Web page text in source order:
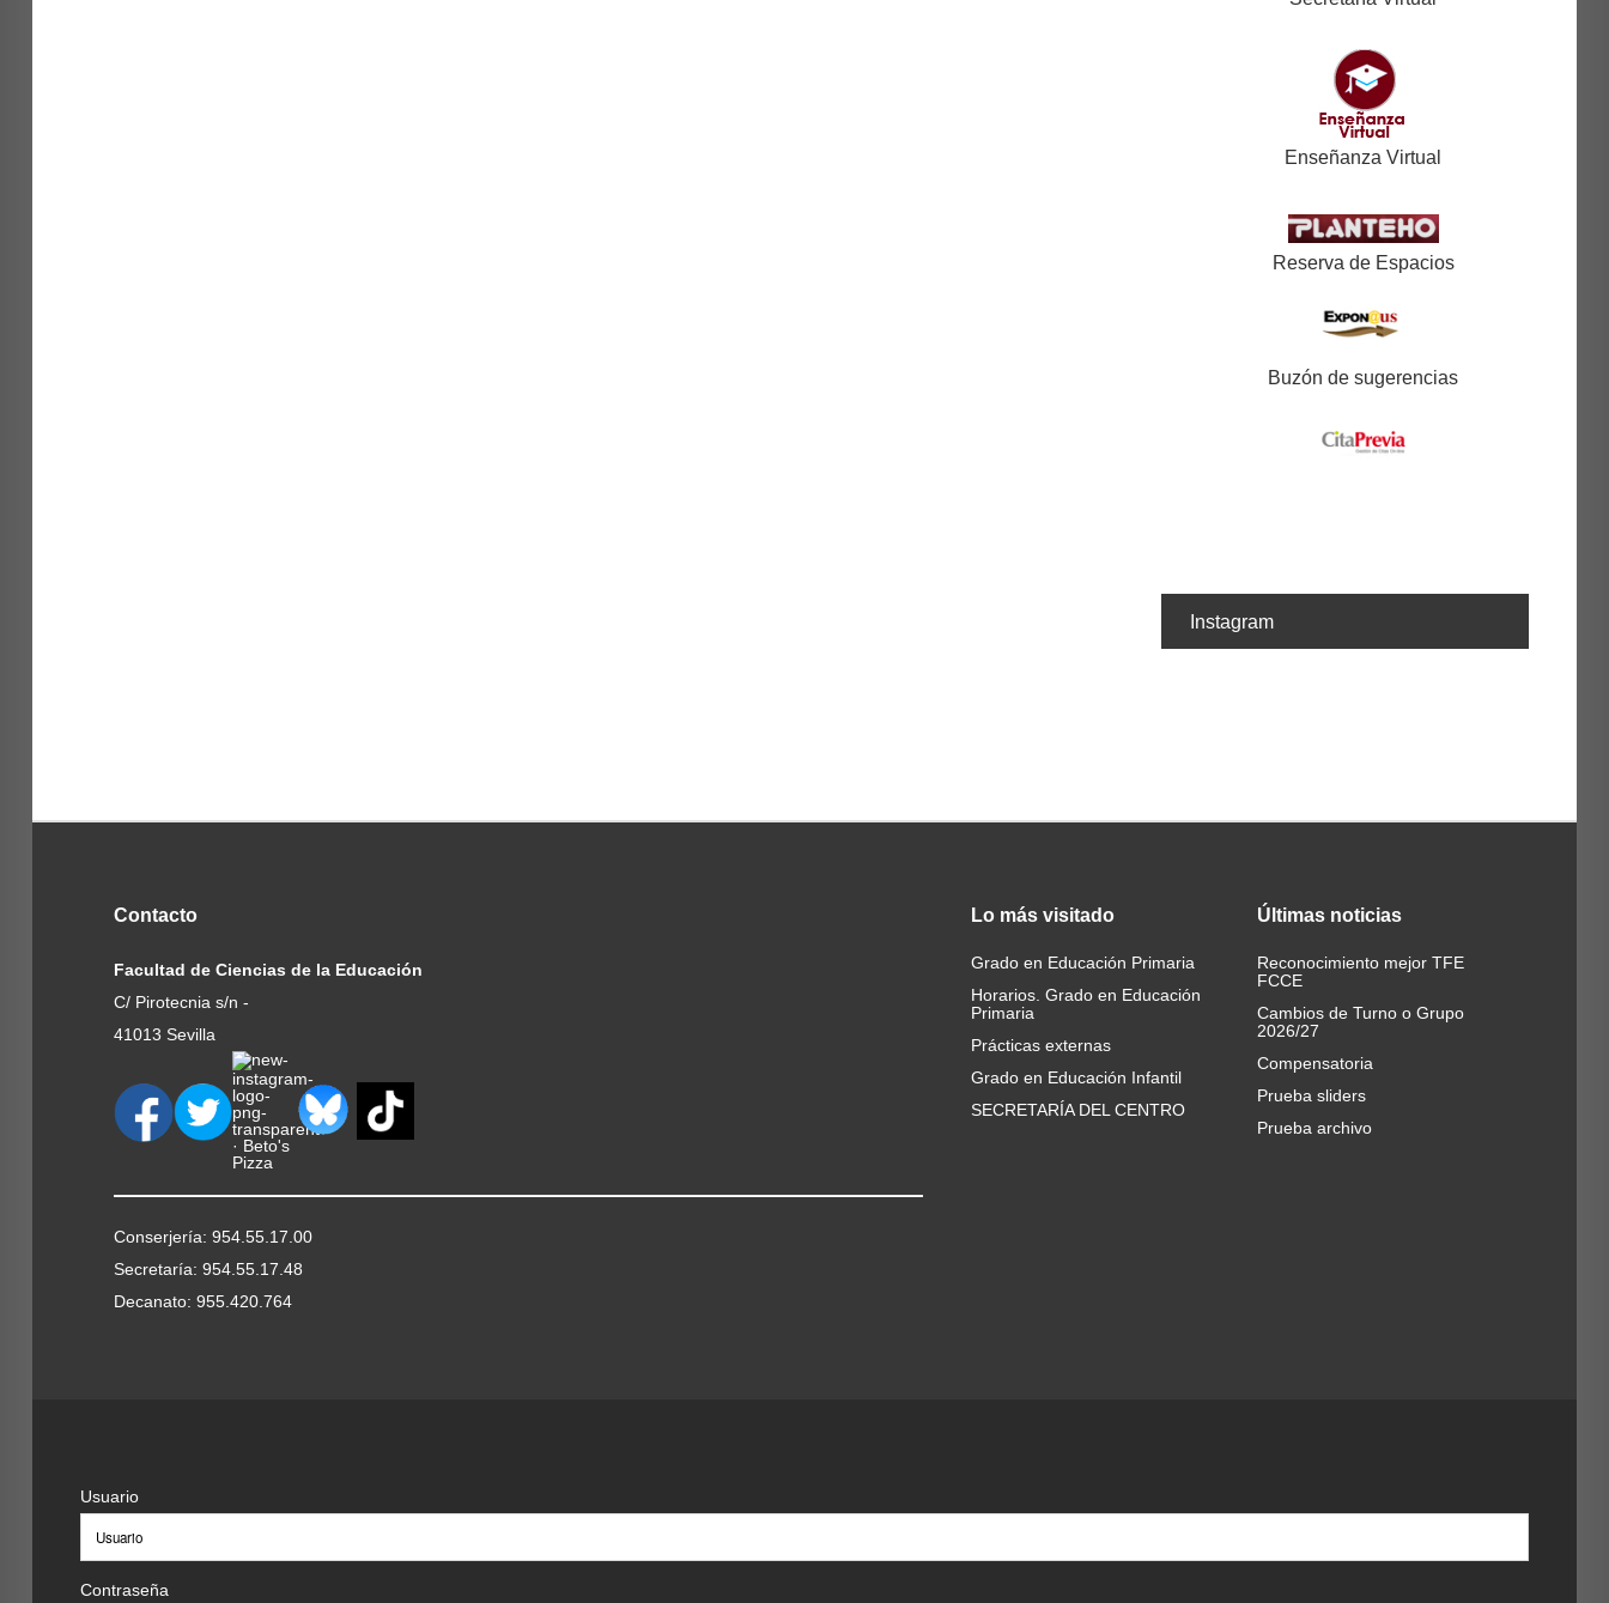
Enseñanza Virtual
Reserva de Espacios
Buzón de sugerencias
Instagram
Contacto
Facultad de Ciencias de la Educación
C/ Pirotecnia s/n -
41013 Sevilla
Conserjería: 954.55.17.00
Secretaría: 954.55.17.48
Decanato: 955.420.764
Lo más visitado
Grado en Educación Primaria
Horarios. Grado en Educación
Primaria
Prácticas externas
Grado en Educación Infantil
SECRETARÍA DEL CENTRO
Últimas noticias
Reconocimiento mejor TFE
FCCE
Cambios de Turno o Grupo
2026/27
Compensatoria
Prueba sliders
Prueba archivo
Usuario
Contraseña